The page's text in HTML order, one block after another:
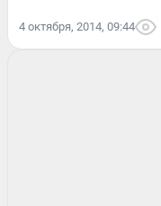
4 октября, 2014, 09:44